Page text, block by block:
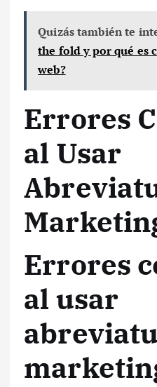
Quizás también te
the fold y por qué es
web?
Errores
al Usar
Errores
al usar